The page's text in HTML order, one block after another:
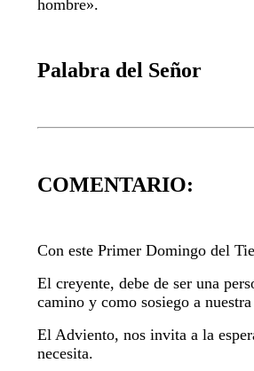
hombre».
Palabra del Señor
COMENTARIO:
Con este Primer Domingo del
El creyente, debe de ser una
camino y como sosiego a
El Adviento, nos invita a la
necesita.